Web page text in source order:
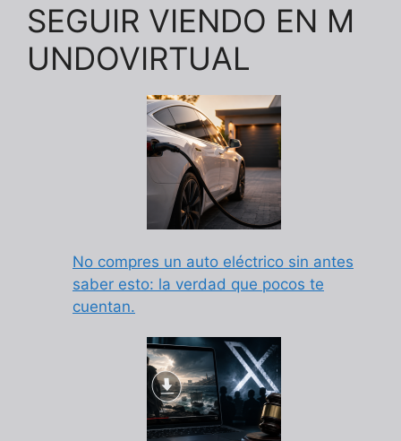
SEGUIR VIENDO EN M
UNDOVIRTUAL
No compres un auto eléctrico sin antes
saber esto: la verdad que pocos te
cuentan.